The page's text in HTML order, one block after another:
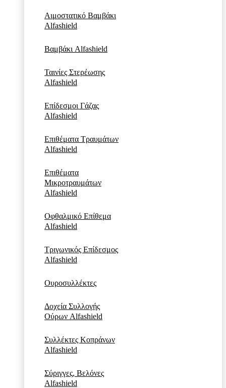
Αιμοστατικό Βαμβάκι
Alfashield
Βαμβάκι Alfashield
Ταινίες Στερέωσης
Alfashield
Επίδεσμοι Γάζας
Alfashield
Επιθέματα Τραυμάτων
Alfashield
Επιθέματα
Μικροτραυμάτων
Alfashield
Οφθαλμικό Eπίθεμα
Alfashield
Τριγωνικός Επίδεσμος
Alfashield
Ουροσυλλέκτες
Δοχεία Συλλογής
Ούρων Alfashield
Συλλέκτες Κοπράνων
Alfashield
Σύριγγες, Βελόνες
Alfashield